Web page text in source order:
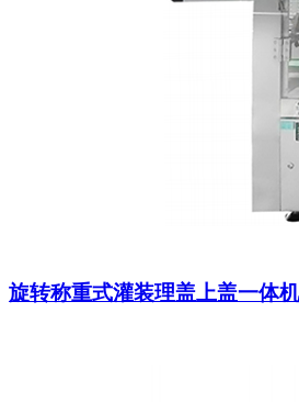
旋转称重式灌装理盖上盖一体机